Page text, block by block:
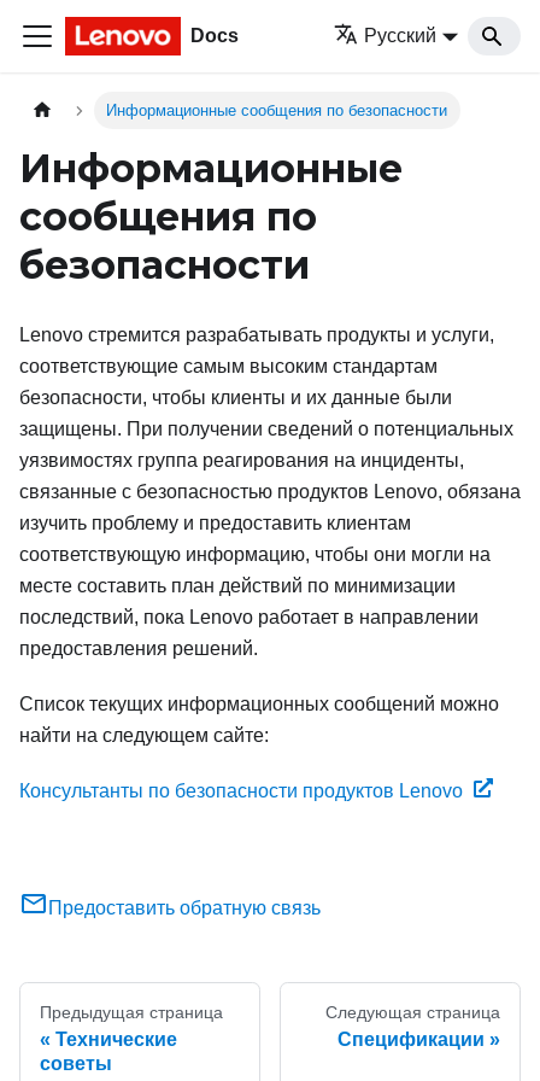
Docs Русский
Информационные сообщения по безопасности
Информационные
сообщения по
безопасности
Lenovo стремится разрабатывать продукты и услуги,
соответствующие самым высоким стандартам
безопасности, чтобы клиенты и их данные были
защищены. При получении сведений о потенциальных
уязвимостях группа реагирования на инциденты,
связанные с безопасностью продуктов Lenovo, обязана
изучить проблему и предоставить клиентам
соответствующую информацию, чтобы они могли на
месте составить план действий по минимизации
последствий, пока Lenovo работает в направлении
предоставления решений.
Список текущих информационных сообщений можно
найти на следующем сайте:
Консультанты по безопасности продуктов Lenovo
Предоставить обратную связь
Предыдущая страница
Технические
советы
Следующая страница
Спецификации